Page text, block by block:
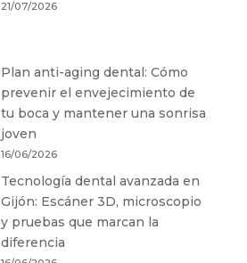
21/07/2026
Plan anti-aging dental: Cómo
prevenir el envejecimiento de
tu boca y mantener una sonrisa
joven
16/06/2026
Tecnología dental avanzada en
Gijón: Escáner 3D, microscopio
y pruebas que marcan la
diferencia